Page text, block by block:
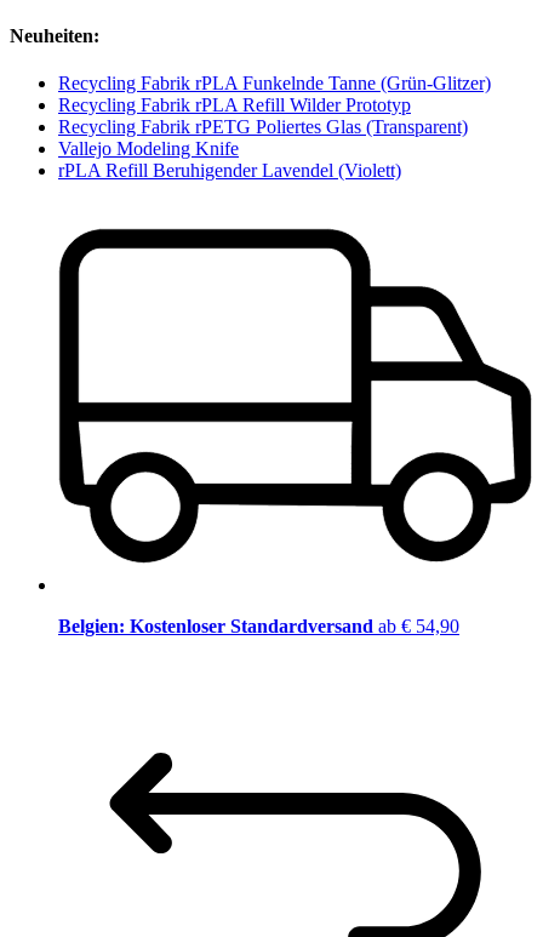
Neuheiten:
Recycling Fabrik rPLA Funkelnde Tanne (Grün-Glitzer)
Recycling Fabrik rPLA Refill Wilder Prototyp
Recycling Fabrik rPETG Poliertes Glas (Transparent)
Vallejo Modeling Knife
rPLA Refill Beruhigender Lavendel (Violett)
Belgien: Kostenloser Standardversand ab € 54,90